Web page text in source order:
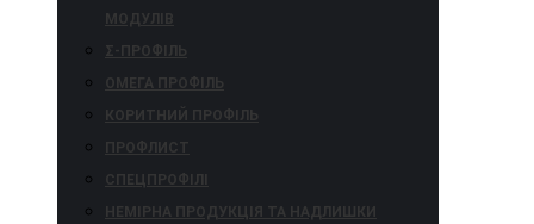
МОДУЛІВ
Σ-ПРОФІЛЬ
ОМЕГА ПРОФІЛЬ
КОРИТНИЙ ПРОФІЛЬ
ПРОФЛИСТ
СПЕЦПРОФІЛІ
НЕМІРНА ПРОДУКЦІЯ ТА НАДЛИШКИ